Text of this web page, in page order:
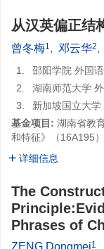
从汉英偏正结
曾冬梅1, 邓云华2,
1.
邵阳学院 外国
2.
湖南师范大学
3.
新加坡国立大
基金项目: 湖南省教
和特征》（16A195
详细信息
The
Phrases of
ZENG Dongmei1,